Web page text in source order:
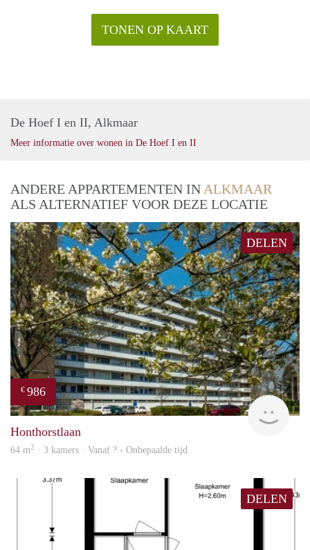
TONEN OP KAART
De Hoef I en II, Alkmaar
Meer informatie over wonen in De Hoef I en II
ANDERE APPARTEMENTEN IN ALKMAAR
ALS ALTERNATIEF VOOR DEZE LOCATIE
DELEN
€ 986
Honthorstlaan
64 m2 · 3 kamers · Vanaf ? - Onbepaalde tijd
DELEN